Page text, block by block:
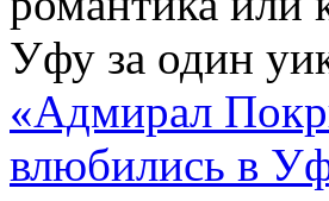
«Адмирал
влюбились в